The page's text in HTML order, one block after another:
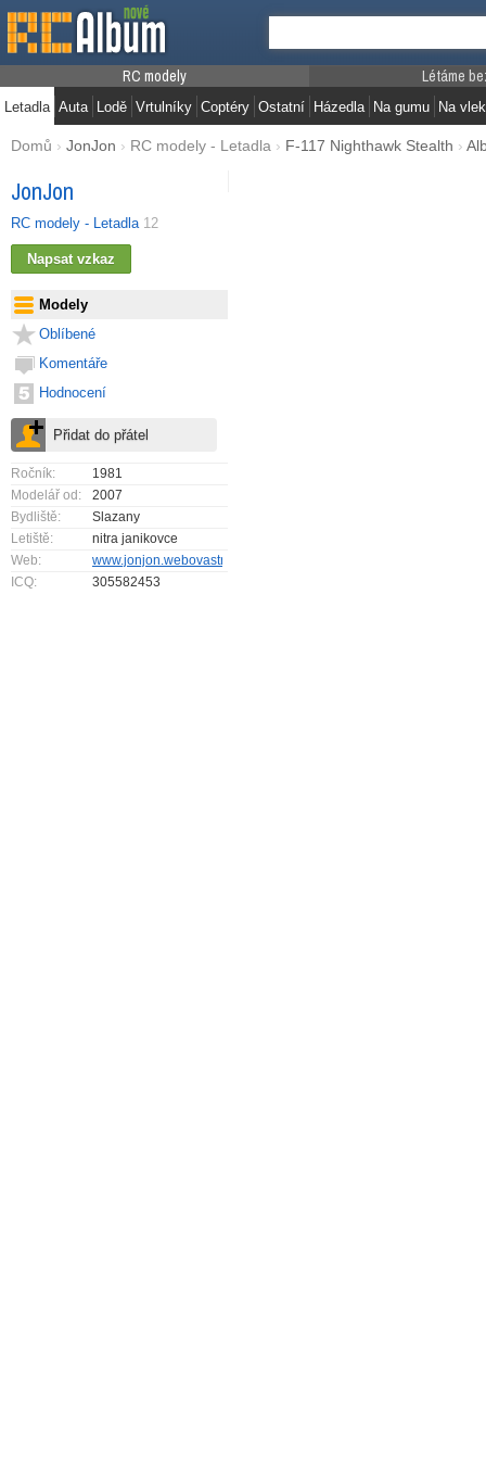
RC modely
Letadla Auta Lodě Vrtulníky Coptéry Ostatní
Létáme
Házedla Na gumu Na vlek
Domů › JonJon › RC modely - Letadla › F-117 Nighthawk Stealth ›
JonJon
RC modely - Letadla 12
Modely
Oblíbené
Komentáře
Hodnocení
Ročník:
1981
Modelář od:
2007
Bydliště:
Slazany
Letiště:
nitra janikovce
Web:
www.jonjon.webovastranka.cz
ICQ:
305582453